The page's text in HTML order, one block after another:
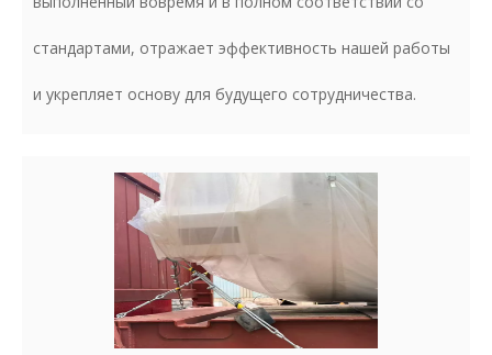
стандартами, отражает эффективность нашей работы
и укрепляет основу для будущего сотрудничества.